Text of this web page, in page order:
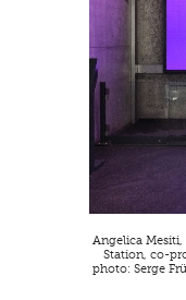
Angelica Mesiti,
Station, co-
photo: Serge